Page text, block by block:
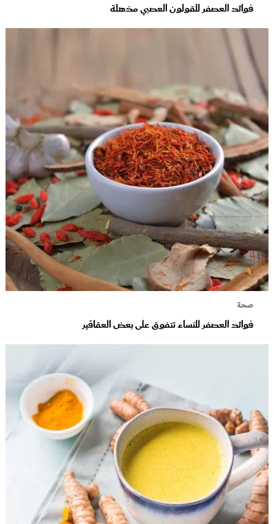
فوائد العصفر للقولون العصبي مذهلة
صحة
فوائد العصفر للنساء تتفوق على بعض العقاقير